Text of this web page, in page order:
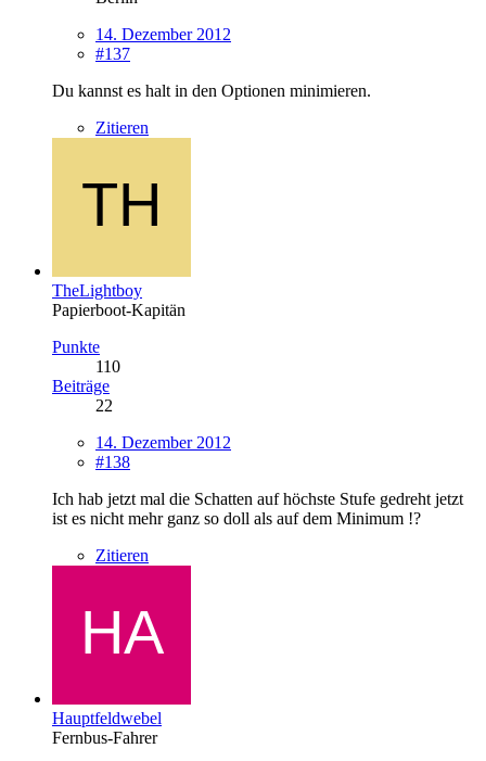
14. Dezember 2012
#137
Du kannst es halt in den Optionen minimieren.
Zitieren
TheLightboy
Papierboot-Kapitän
Punkte
110
Beiträge
22
14. Dezember 2012
#138
Ich hab jetzt mal die Schatten auf höchste Stufe gedreht jetzt
ist es nicht mehr ganz so doll als auf dem Minimum !?
Zitieren
Hauptfeldwebel
Fernbus-Fahrer